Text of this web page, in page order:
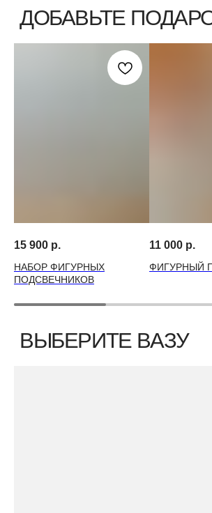
15 900 р.
НАБОР ФИГУРНЫХ
ПОДСВЕЧНИКОВ
11 000 р.
ФИГУРНЫЙ
ВЫБЕРИТЕ ВАЗУ